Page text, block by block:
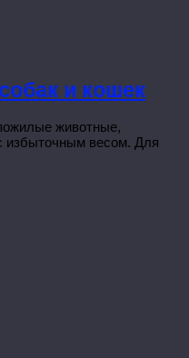
и кошек
животные,
избыточным весом. Для